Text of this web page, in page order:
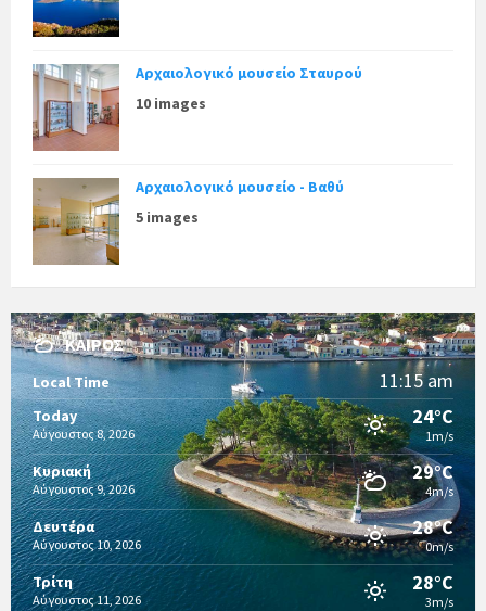
Αρχαιολογικό μουσείο Σταυρού
10 images
Αρχαιολογικό μουσείο - Βαθύ
5 images
ΚΑΙΡΌΣ
Local Time 11:15 am
Today
Αύγουστος 8, 2026
24°C
1m/s
Κυριακή
Αύγουστος 9, 2026
29°C
4m/s
Δευτέρα
Αύγουστος 10, 2026
28°C
0m/s
Τρίτη
Αύγουστος 11, 2026
28°C
3m/s